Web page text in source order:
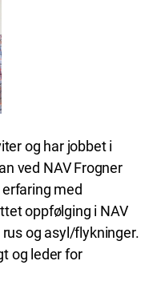
og har jobbet i
ved NAV Frogner
med
oppfølging i NAV
og asyl/flykninger.
og leder for